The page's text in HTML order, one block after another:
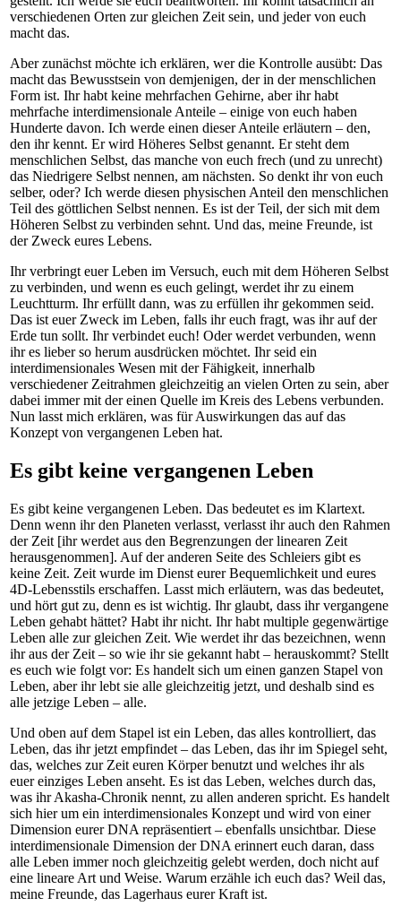
verschiedenen Orten zur gleichen Zeit sein, und jeder von euch
macht das.
Aber zunächst möchte ich erklären, wer die Kontrolle ausübt: Das
macht das Bewusstsein von demjenigen, der in der menschlichen
Form ist. Ihr habt keine mehrfachen Gehirne, aber ihr habt
mehrfache interdimensionale Anteile – einige von euch haben
Hunderte davon. Ich werde einen dieser Anteile erläutern – den,
den ihr kennt. Er wird Höheres Selbst genannt. Er steht dem
menschlichen Selbst, das manche von euch frech (und zu unrecht)
das Niedrigere Selbst nennen, am nächsten. So denkt ihr von euch
selber, oder? Ich werde diesen physischen Anteil den menschlichen
Teil des göttlichen Selbst nennen. Es ist der Teil, der sich mit dem
Höheren Selbst zu verbinden sehnt. Und das, meine Freunde, ist
der Zweck eures Lebens.
Ihr verbringt euer Leben im Versuch, euch mit dem Höheren Selbst
zu verbinden, und wenn es euch gelingt, werdet ihr zu einem
Leuchtturm. Ihr erfüllt dann, was zu erfüllen ihr gekommen seid.
Das ist euer Zweck im Leben, falls ihr euch fragt, was ihr auf der
Erde tun sollt. Ihr verbindet euch! Oder werdet verbunden, wenn
ihr es lieber so herum ausdrücken möchtet. Ihr seid ein
interdimensionales Wesen mit der Fähigkeit, innerhalb
verschiedener Zeitrahmen gleichzeitig an vielen Orten zu sein, aber
dabei immer mit der einen Quelle im Kreis des Lebens verbunden.
Nun lasst mich erklären, was für Auswirkungen das auf das
Konzept von vergangenen Leben hat.
Es gibt keine vergangenen Leben
Es gibt keine vergangenen Leben. Das bedeutet es im Klartext.
Denn wenn ihr den Planeten verlasst, verlasst ihr auch den Rahmen
der Zeit [ihr werdet aus den Begrenzungen der linearen Zeit
herausgenommen]. Auf der anderen Seite des Schleiers gibt es
keine Zeit. Zeit wurde im Dienst eurer Bequemlichkeit und eures
4D-Lebensstils erschaffen. Lasst mich erläutern, was das bedeutet,
und hört gut zu, denn es ist wichtig. Ihr glaubt, dass ihr vergangene
Leben gehabt hättet? Habt ihr nicht. Ihr habt multiple gegenwärtige
Leben alle zur gleichen Zeit. Wie werdet ihr das bezeichnen, wenn
ihr aus der Zeit – so wie ihr sie gekannt habt – herauskommt? Stellt
es euch wie folgt vor: Es handelt sich um einen ganzen Stapel von
Leben, aber ihr lebt sie alle gleichzeitig jetzt, und deshalb sind es
alle jetzige Leben – alle.
Und oben auf dem Stapel ist ein Leben, das alles kontrolliert, das
Leben, das ihr jetzt empfindet – das Leben, das ihr im Spiegel seht,
das, welches zur Zeit euren Körper benutzt und welches ihr als
euer einziges Leben anseht. Es ist das Leben, welches durch das,
was ihr Akasha-Chronik nennt, zu allen anderen spricht. Es handelt
sich hier um ein interdimensionales Konzept und wird von einer
Dimension eurer DNA repräsentiert – ebenfalls unsichtbar. Diese
interdimensionale Dimension der DNA erinnert euch daran, dass
alle Leben immer noch gleichzeitig gelebt werden, doch nicht auf
eine lineare Art und Weise. Warum erzähle ich euch das? Weil das,
meine Freunde, das Lagerhaus eurer Kraft ist.